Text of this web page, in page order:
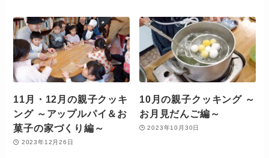
11月・12月の親子クッキ
ング ～アップルパイ＆お
菓子の家づくり編～
2023年12月26日
10月の親子クッキング ～
お月見だんご編～
2023年10月30日